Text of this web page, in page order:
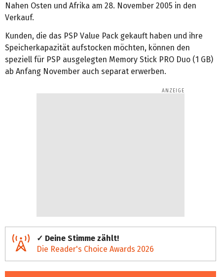
Nahen Osten und Afrika am 28. November 2005 in den
Verkauf.
Kunden, die das PSP Value Pack gekauft haben und ihre
Speicherkapazität aufstocken möchten, können den
speziell für PSP ausgelegten Memory Stick PRO Duo (1 GB)
ab Anfang November auch separat erwerben.
✓ Deine Stimme zählt!
Die Reader's Choice Awards 2026